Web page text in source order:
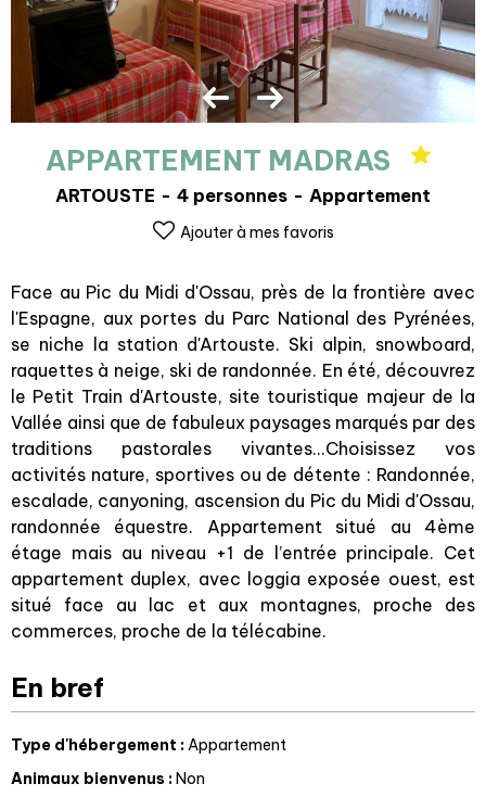
APPARTEMENT MADRAS
ARTOUSTE 4 personnes Appartement
Ajouter à mes favoris
Face au Pic du Midi d'Ossau, près de la frontière avec
l'Espagne, aux portes du Parc National des Pyrénées,
se niche la station d'Artouste. Ski alpin, snowboard,
raquettes à neige, ski de randonnée. En été, découvrez
le Petit Train d'Artouste, site touristique majeur de la
Vallée ainsi que de fabuleux paysages marqués par des
traditions pastorales vivantes...Choisissez vos
activités nature, sportives ou de détente : Randonnée,
escalade, canyoning, ascension du Pic du Midi d'Ossau,
randonnée équestre. Appartement situé au 4ème
étage mais au niveau +1 de l’entrée principale. Cet
appartement duplex, avec loggia exposée ouest, est
situé face au lac et aux montagnes, proche des
commerces, proche de la télécabine.
En bref
Type d'hébergement :Appartement
Animaux bienvenus :Non